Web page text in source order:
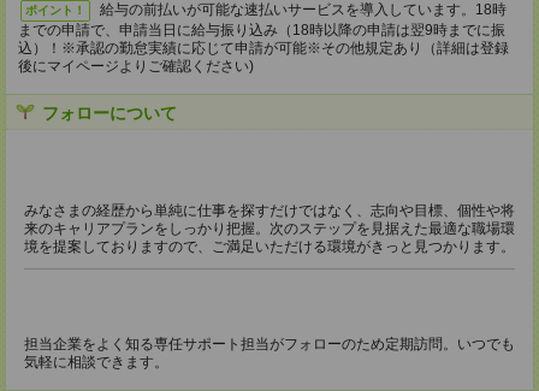
ポイント！
給与の前払いが可能な速払いサービスを導入しています。18時
までの申請で、申請当日に給与振り込み（18時以降の申請は翌9時までに振
込）！※承認の勤怠実績に応じて申請が可能※その他規定あり（詳細は登録
後にマイページよりご確認ください)
フォローについて
みなさまの経歴から単純に仕事を探すだけではなく、志向や目標、個性や将
来のキャリアプランをしっかり把握。次のステップを見据えた最適な職場環
境を提案しておりますので、ご満足いただける環境がきっと見つかります。
担当企業をよく知る専任サポート担当がフォローのため定期訪問。いつでも
気軽に相談できます。